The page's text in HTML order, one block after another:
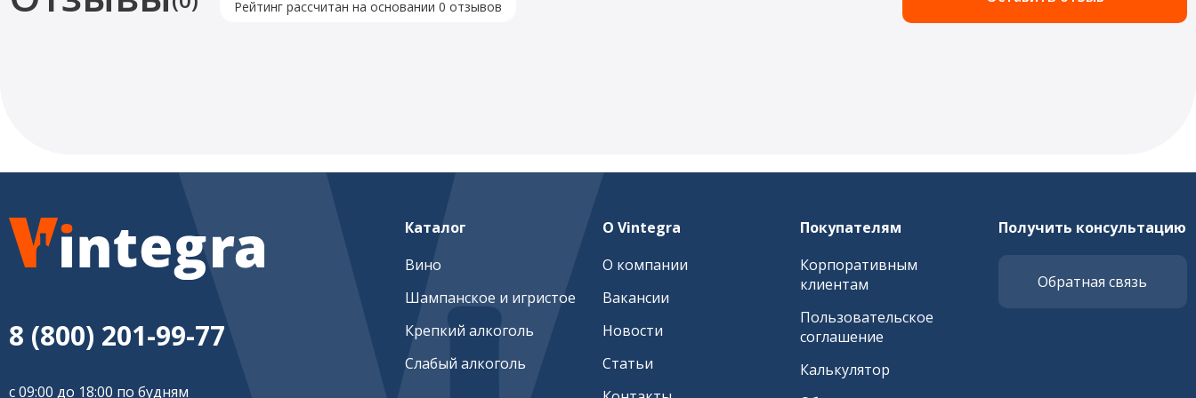
Рейтинг рассчитан на основании 0 отзывов
8 (800) 201-99-77
с 09:00 до 18:00 по будням
Каталог
Вино
Шампанское и игристое
Крепкий алкоголь
Слабый алкоголь
О Vintegra
О компании
Вакансии
Новости
Статьи
Покупателям
Корпоративным
клиентам
Пользовательское
соглашение
Калькулятор
Получить консультацию
Обратная связь